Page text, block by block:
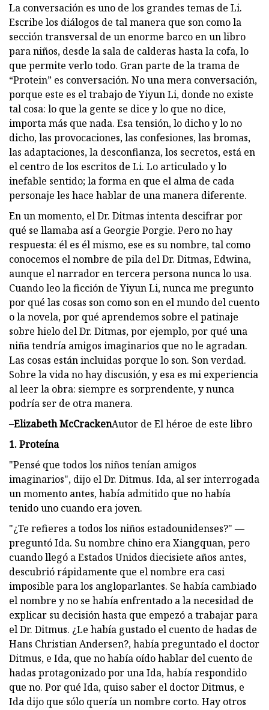
La conversación es uno de los grandes temas de Li.
Escribe los diálogos de tal manera que son como la
sección transversal de un enorme barco en un libro
para niños, desde la sala de calderas hasta la cofa, lo
que permite verlo todo. Gran parte de la trama de
“Protein” es conversación. No una mera conversación,
porque este es el trabajo de Yiyun Li, donde no existe
tal cosa: lo que la gente se dice y lo que no dice,
importa más que nada. Esa tensión, lo dicho y lo no
dicho, las provocaciones, las confesiones, las bromas,
las adaptaciones, la desconfianza, los secretos, está en
el centro de los escritos de Li. Lo articulado y lo
inefable sentido; la forma en que el alma de cada
personaje les hace hablar de una manera diferente.
En un momento, el Dr. Ditmas intenta descifrar por
qué se llamaba así a Georgie Porgie. Pero no hay
respuesta: él es él mismo, ese es su nombre, tal como
conocemos el nombre de pila del Dr. Ditmas, Edwina,
aunque el narrador en tercera persona nunca lo usa.
Cuando leo la ficción de Yiyun Li, nunca me pregunto
por qué las cosas son como son en el mundo del cuento
o la novela, por qué aprendemos sobre el patinaje
sobre hielo del Dr. Ditmas, por ejemplo, por qué una
niña tendría amigos imaginarios que no le agradan.
Las cosas están incluidas porque lo son. Son verdad.
Sobre la vida no hay discusión, y esa es mi experiencia
al leer la obra: siempre es sorprendente, y nunca
podría ser de otra manera.
–Elizabeth McCrackenAutor de El héroe de este libro
1. Proteína
"Pensé que todos los niños tenían amigos
imaginarios", dijo el Dr. Ditmus. Ida, al ser interrogada
un momento antes, había admitido que no había
tenido uno cuando era joven.
"¿Te refieres a todos los niños estadounidenses?" —
preguntó Ida. Su nombre chino era Xiangquan, pero
cuando llegó a Estados Unidos diecisiete años antes,
descubrió rápidamente que el nombre era casi
imposible para los angloparlantes. Se había cambiado
el nombre y no se había enfrentado a la necesidad de
explicar su decisión hasta que empezó a trabajar para
el Dr. Ditmus. ¿Le había gustado el cuento de hadas de
Hans Christian Andersen?, había preguntado el doctor
Ditmus, e Ida, que no había oído hablar del cuento de
hadas protagonizado por una Ida, había respondido
que no. Por qué Ida, quiso saber el doctor Ditmus, e
Ida dijo que sólo quería un nombre corto. Hay otros